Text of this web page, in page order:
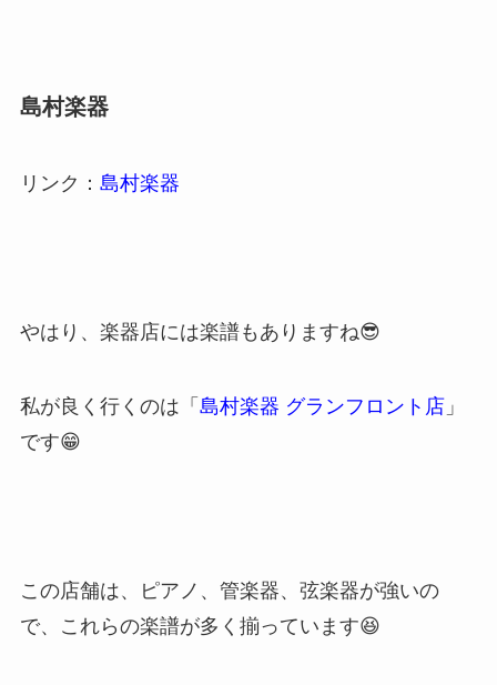
島村楽器
リンク： 島村楽器
やはり、楽器店には楽譜もありますね😎
私が良く行くのは「 島村楽器 グランフロント店」
です😁
この店舗は、ピアノ、管楽器、弦楽器が強いの
で、これらの楽譜が多く揃っています😆